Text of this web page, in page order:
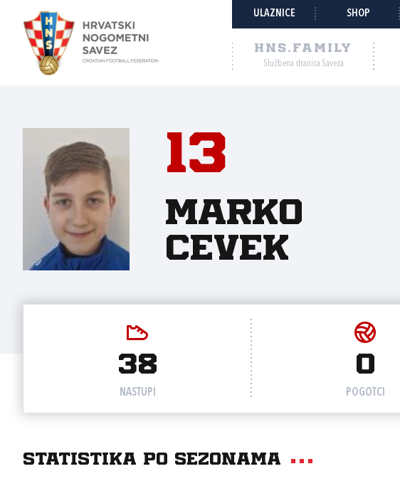
ULAZNICE SHOP
HNS.FAMILY
Službena stranica Saveza
13
Marko
Cevek
38
NASTUPI
0
POGOTCI
Statistika po sezonama